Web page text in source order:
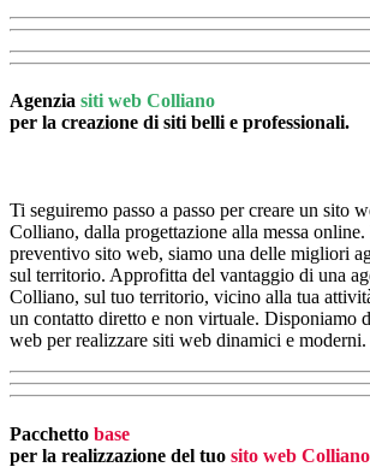
Agenzia siti web Colliano
per la creazione di siti belli e professionali.
Ti seguiremo passo a passo per creare un sito
Colliano, dalla progettazione alla messa
preventivo sito web, siamo una delle migliori
sul territorio. Approfitta del vantaggio di una
Colliano, sul tuo territorio, vicino alla tua
un contatto diretto e non virtuale. Disponiamo
web per realizzare siti web dinamici e moderni.
Pacchetto base
per la realizzazione del tuo sito web Colliano